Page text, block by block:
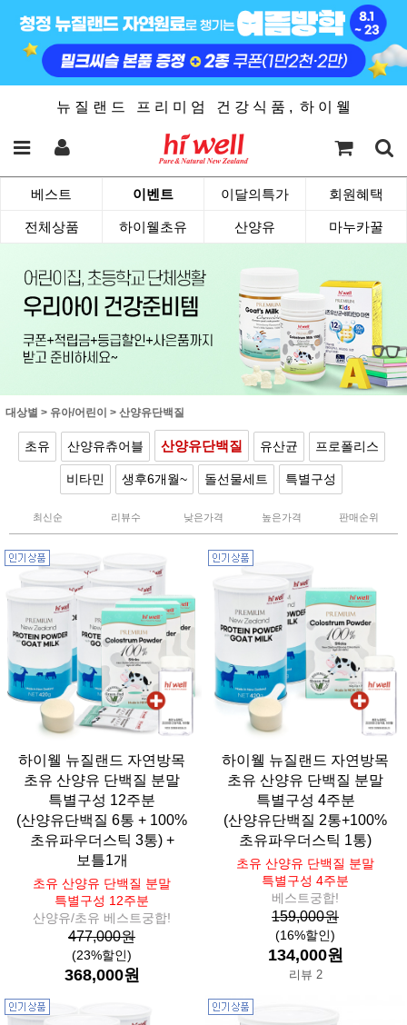
뉴 질 랜 드 프 리 미 엄 건 강 식 품 , 하 이 웰
베스트 이벤트 이달의특가 회원혜택
전체상품 하이웰초유 산양유 마누카꿀
대상별 > 유아/어린이 > 산양유단백질
초유 산양유츄어블 산양유단백질 유산균 프로폴리스
비타민 생후6개월~ 돌선물세트 특별구성
최신순 리뷰수 낮은가격 높은가격 판매순위
하이웰 뉴질랜드 자연방목
초유 산양유 단백질 분말
특별구성 12주분
(산양유단백질 6통 + 100%
초유파우더스틱 3통) +
보틀1개
초유 산양유 단백질 분말
특별구성 12주분
산양유/초유 베스트궁합!
477,000원
(23%할인)
368,000원
하이웰 뉴질랜드 자연방목
초유 산양유 단백질 분말
특별구성 4주분
(산양유단백질 2통+100%
초유파우더스틱 1통)
초유 산양유 단백질 분말
특별구성 4주분
베스트궁합!
159,000원
(16%할인)
134,000원
리뷰 2